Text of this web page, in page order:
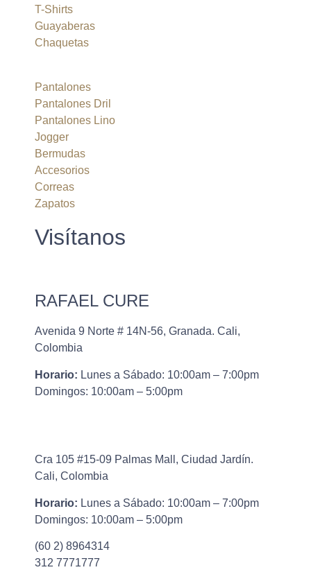
T-Shirts
Guayaberas
Chaquetas
Pantalones
Pantalones Dril
Pantalones Lino
Jogger
Bermudas
Accesorios
Correas
Zapatos
Visítanos
RAFAEL CURE
Avenida 9 Norte # 14N-56, Granada. Cali,
Colombia
Horario: Lunes a Sábado: 10:00am – 7:00pm
Domingos: 10:00am – 5:00pm
Cra 105 #15-09 Palmas Mall, Ciudad Jardín.
Cali, Colombia
Horario: Lunes a Sábado: 10:00am – 7:00pm
Domingos: 10:00am – 5:00pm
(60 2) 8964314
312 7771777